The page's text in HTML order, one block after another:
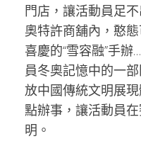
門店，讓活動員足
奧特許商舖內，憨
喜慶的“雪容融”手
員冬奧記憶中的一
放中國傳統文明展
點辦事，讓活動員
明。